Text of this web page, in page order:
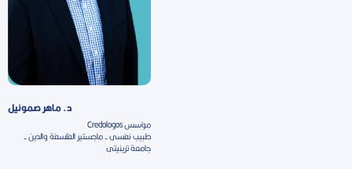
د. ماهر صموئيل
مؤسس Credologos
طبيب نفسى - ماجستير الفلسفة والدين -
جامعة ترينيتى